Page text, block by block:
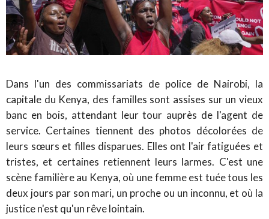
Dans l'un des commissariats de police de Nairobi, la
capitale du Kenya, des familles sont assises sur un vieux
banc en bois, attendant leur tour auprès de l'agent de
service. Certaines tiennent des photos décolorées de
leurs sœurs et filles disparues. Elles ont l'air fatiguées et
tristes, et certaines retiennent leurs larmes. C'est une
scène familière au Kenya, où une femme est tuée tous les
deux jours par son mari, un proche ou un inconnu, et où la
justice n'est qu'un rêve lointain.